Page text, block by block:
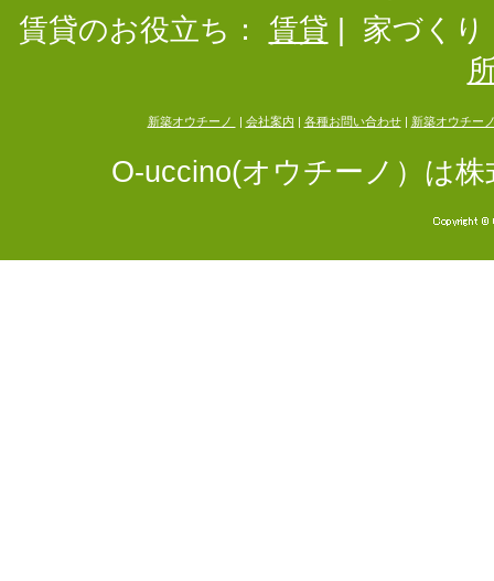
賃貸のお役立ち：
賃貸
家づくり
新築オウチーノ 会社案内 各種お問い合わせ| 新築オウチー
O-uccino(オウチーノ）は